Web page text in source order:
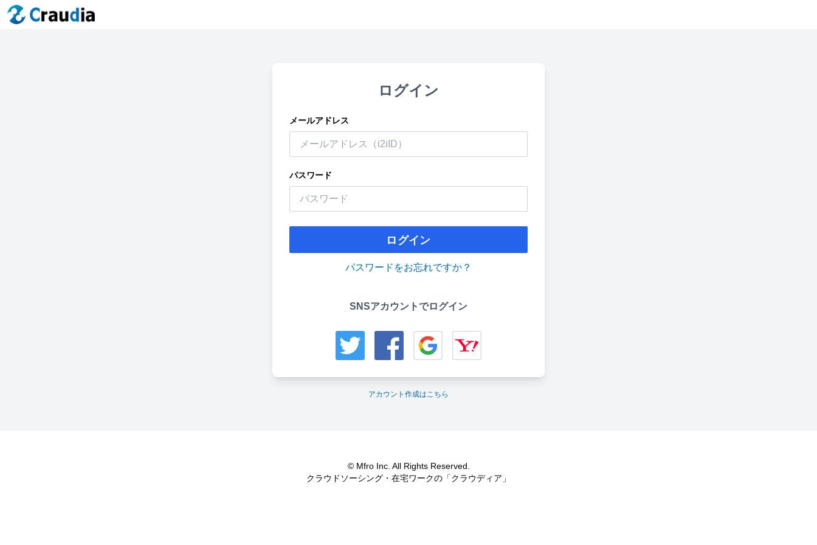
ログイン
メールアドレス
パスワード
ログイン
パスワードをお忘れですか？
SNSアカウントでログイン
アカウント作成はこちら
© Mfro Inc. All Rights Reserved.
クラウドソーシング・在宅ワークの「クラウディア」